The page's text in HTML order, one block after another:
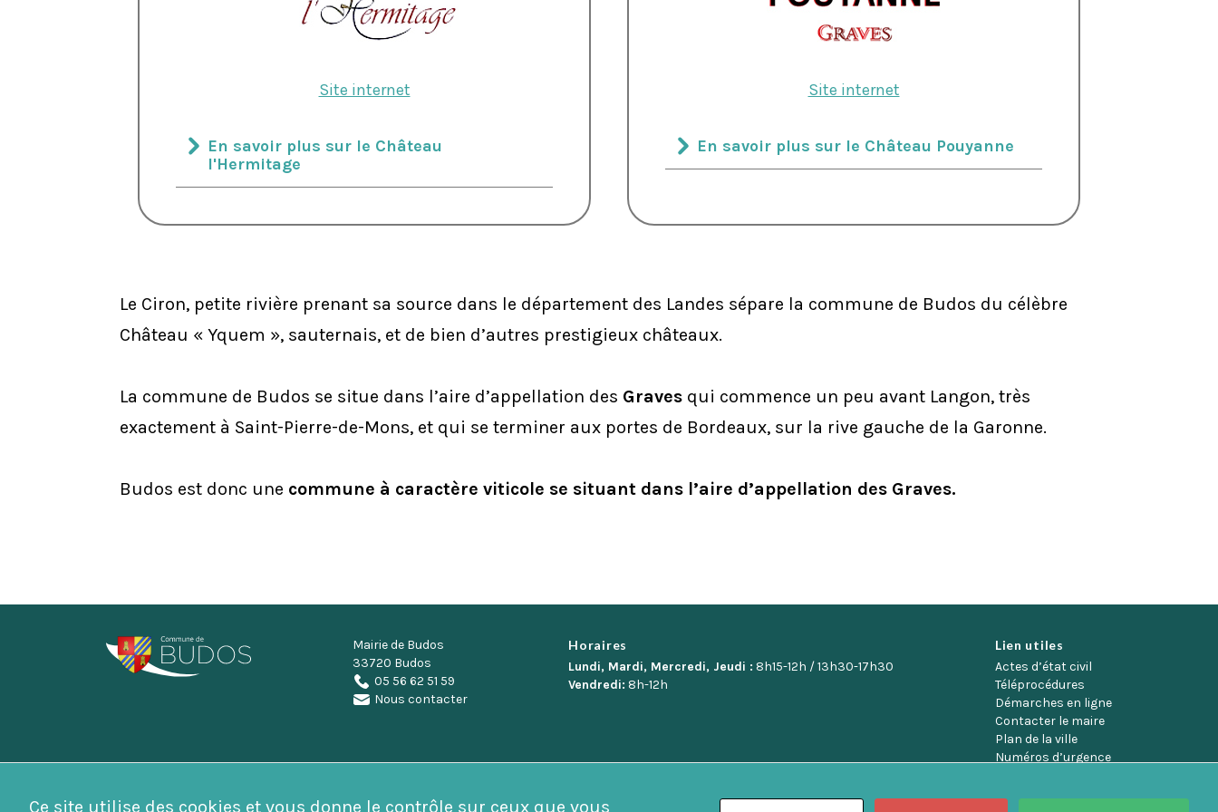
Site internet
En savoir plus sur le Château
l'Hermitage
Site internet
En savoir plus sur le Château Pouyanne
Le Ciron, petite rivière prenant sa source dans le département des Landes sépare la commune de Budos du célèbre
Château « Yquem », sauternais, et de bien d’autres prestigieux châteaux.
La commune de Budos se situe dans l’aire d’appellation des Graves qui commence un peu avant Langon, très
exactement à Saint-Pierre-de-Mons, et qui se terminer aux portes de Bordeaux, sur la rive gauche de la Garonne.
Budos est donc une commune à caractère viticole se situant dans l’aire d’appellation des Graves.
Mairie de Budos
33720 Budos
05 56 62 51 59
Nous contacter
Horaires
Lundi, Mardi, Mercredi, Jeudi : 8h15-12h / 13h30-17h30
Vendredi: 8h-12h
Lien utiles
Actes d’état civil
Téléprocédures
Démarches en ligne
Contacter le maire
Plan de la ville
Numéros d’urgence
Ce site utilise des cookies et vous donne le contrôle sur ceux que vous